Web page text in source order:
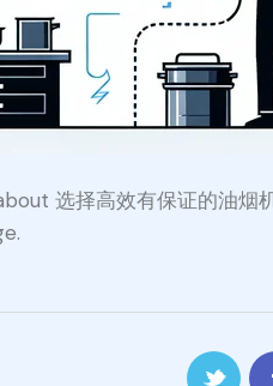
选择高效有保证的油烟